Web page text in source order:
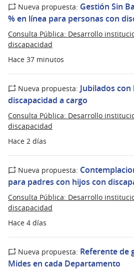
Hace 37 minutos
Nueva propuesta: Gestión Sin
% en línea para personas con
Consulta Pública: Desarrollo
discapacidad
Hace 2 días
Nueva propuesta: Jubilados con
discapacidad a cargo
Consulta Pública: Desarrollo
discapacidad
Hace 4 días
Nueva propuesta:
para padres con hijos con
Consulta Pública: Desarrollo
discapacidad
Nueva propuesta: Referente de
Mides en cada Departamento